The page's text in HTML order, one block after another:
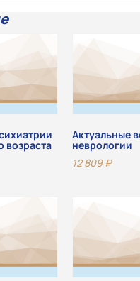
возраста
Актуальные
неврологии
12 809₽